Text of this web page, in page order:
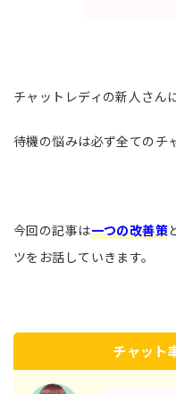
チャットレディの新人さん
待機の悩みは必ず全てのチ
今回の記事は一つの改善策
ツをお話していきます。
チャット